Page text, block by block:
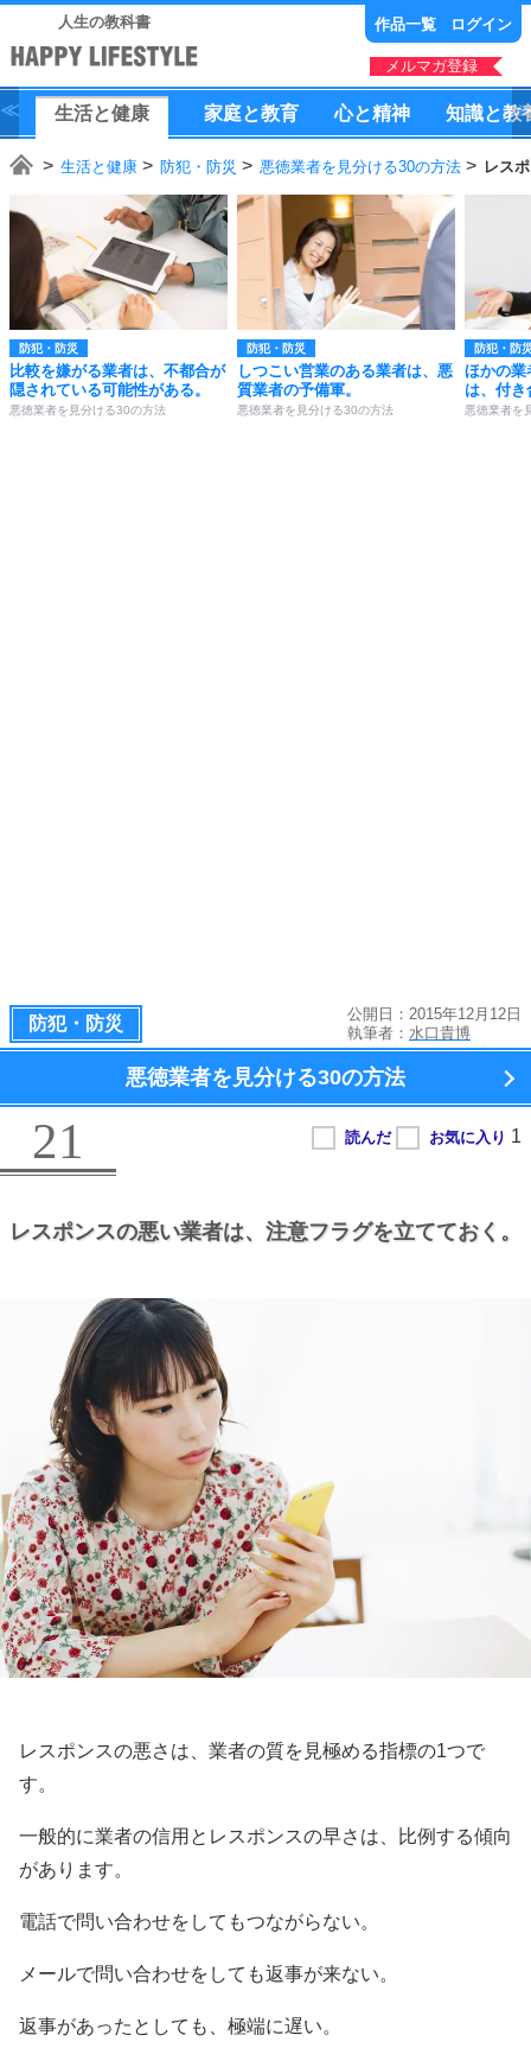
人生の教科書 作品一覧 ログイン
メルマガ登録
生活と健康 家庭と教育 心と精神 知識と教
生活と健康 防犯・防災 悪徳業者を見分ける30の方法 レス
防犯・防災
比較を嫌がる業者は、不都合が
隠されている可能性がある。
悪徳業者を見分ける30の方法
防犯・防災
しつこい営業のある業者は、悪
質業者の予備軍。
悪徳業者を見分ける30の方法
防犯・防
ほかの業
は、付き
悪徳業者を
防犯・防災
公開日：2015年12月12日
執筆者： 水口貴博
悪徳業者を見分ける30の方法
21
レスポンスの悪い業者は、 注意フラグを立てておく。
レスポンスの悪さは、業者の質を見極める指標の1つで
す。
一般的に業者の信用とレスポンスの早さは、比例する傾向
があります。
電話で問い合わせをしてもつながらない。
メールで問い合わせをしても返事が来ない。
返事があったとしても、極端に遅い。